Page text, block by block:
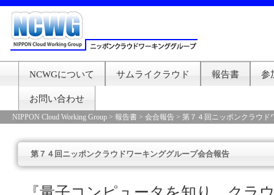
NCWGについて サムライクラウド 報告書 参
お問い合わせ
NIPPON Cloud Working Group > 報告書 > 会合報告 > 第７４回ニッポンクラウド
第７４回ニッポンクラウドワーキンググループ会合報告